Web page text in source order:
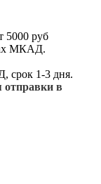
5000 руб
МКАД.
срок 1-3 дня.
отправки в